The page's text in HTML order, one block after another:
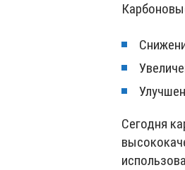
Сегодня